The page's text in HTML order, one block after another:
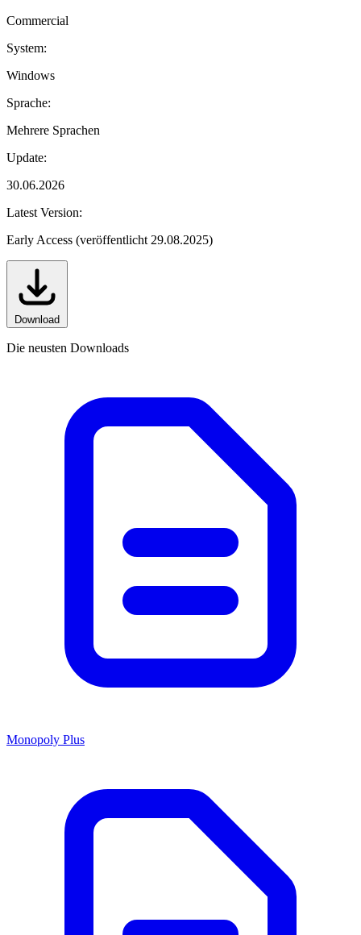
Commercial
System:
Windows
Sprache:
Mehrere Sprachen
Update:
30.06.2026
Latest Version:
Early Access (veröffentlicht 29.08.2025)
Download
Die neusten Downloads
Monopoly Plus